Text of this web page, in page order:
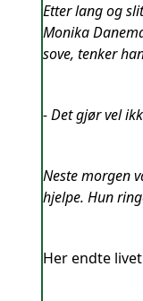
Etter lang og
Monika
sove, tenker
- Det gjør vel
Neste morgen
hjelpe. Hun
Her endte